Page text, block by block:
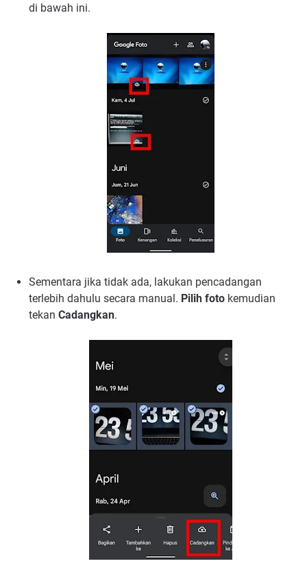
di bawah ini.
Sementara jika tidak ada, lakukan pencadangan
terlebih dahulu secara manual. Pilih foto kemudian
tekan Cadangkan.